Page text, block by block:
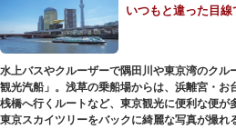
動物園としても知られるようになりました。戦
かさと懐かしさを併せ持つレトロなアトラクシ
トとなっています。幼児（0歳～4歳）は入園と
身長制限の無いアトラクションもあり、子ど
りです。
いつもと違った目
水上バスやクルーザーで隅田川や東京湾のクル
観光汽船」。浅草の乗船場からは、浜離宮・お
桟橋へ行くルートなど、東京観光に便利な便が
東京スカイツリーをバックに綺麗な写真が撮れ